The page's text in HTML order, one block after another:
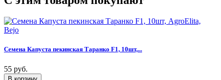
Семена Капуста пекинская Таранко F1, 10шт,...
55 руб.